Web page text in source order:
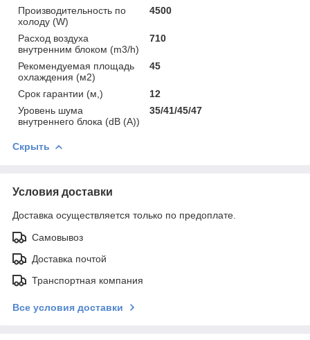
Производительность по
холоду (W)
4500
Расход воздуха
внутренним блоком (m3/h)
710
Рекомендуемая площадь
охлаждения (м2)
45
Срок гарантии (м,)
12
Уровень шума
внутреннего блока (dB (A))
35/41/45/47
Скрыть
Условия доставки
Доставка осуществляется только по предоплате.
Самовывоз
Доставка почтой
Транспортная компания
Все условия доставки